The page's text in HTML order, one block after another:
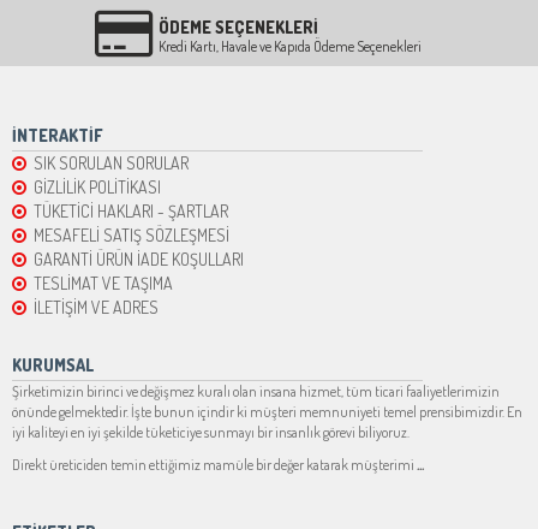
ÖDEME SEÇENEKLERİ
Kredi Kartı, Havale ve Kapıda Ödeme Seçenekleri
İNTERAKTİF
SIK SORULAN SORULAR
GİZLİLİK POLİTİKASI
TÜKETİCİ HAKLARI - ŞARTLAR
MESAFELİ SATIŞ SÖZLEŞMESİ
GARANTİ ÜRÜN İADE KOŞULLARI
TESLİMAT VE TAŞIMA
İLETİŞİM VE ADRES
KURUMSAL
Şirketimizin birinci ve değişmez kuralı olan insana hizmet, tüm ticari faaliyetlerimizin
önünde gelmektedir. İşte bunun içindir ki müşteri memnuniyeti temel prensibimizdir. En
iyi kaliteyi en iyi şekilde tüketiciye sunmayı bir insanlık görevi biliyoruz.
Direkt üreticiden temin ettiğimiz mamüle bir değer katarak müşterimi ...